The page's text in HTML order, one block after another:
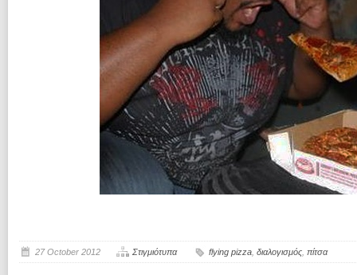
27 October 2012 Στιγμιότυπα flying pizza διαλογισμός πίτσα